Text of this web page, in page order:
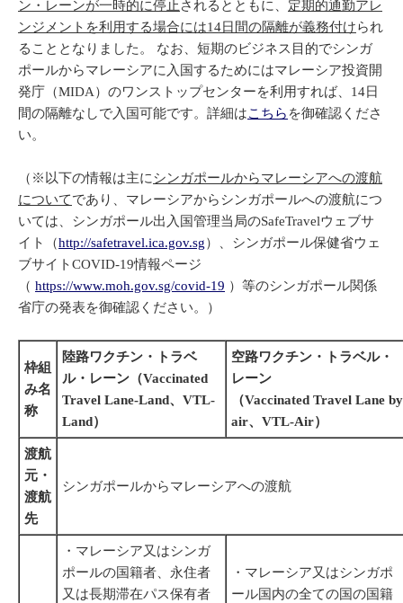
ン・レーンが一時的に停止されるとともに、 定期的通勤アレ
ンジメントを利用する場合には14日間の隔離が義務付けられ
ることとなりました。 なお、短期のビジネス目的でシンガ
ポールからマレーシアに入国するためにはマレーシア投資開
発庁（MIDA）のワンストップセンターを利用すれば、14日
間の隔離なしで入国可能です。詳細はこちら を御確認くださ
い。
（※以下の情報は主にシンガポールからマレーシアへの渡航
についてであり、マレーシアからシンガポールへの渡航につ
いては、シンガポール出入国管理当局のSafeTravelウェブサ
イト（http://safetravel.ica.gov.sg）、シンガポール保健省ウェ
ブサイトCOVID-19情報ページ
（ https://www.moh.gov.sg/covid-19 ）等のシンガポール関係
省庁の発表を御確認ください。）
枠組
み名
称
陸路ワクチン・トラベ
ル・レーン（Vaccinated
Travel Lane-Land、VTL-
Land）
空路ワクチン・トラベル・
レーン
（Vaccinated Travel Lane by
air、VTL-Air）
渡航
元・
渡航
先
シンガポールからマレーシアへの渡航
・マレーシア又はシンガ
ポールの国籍者、永住者
又は長期滞在パス保有者
・マレーシア又はシンガポ
ール国内の全ての国の国籍